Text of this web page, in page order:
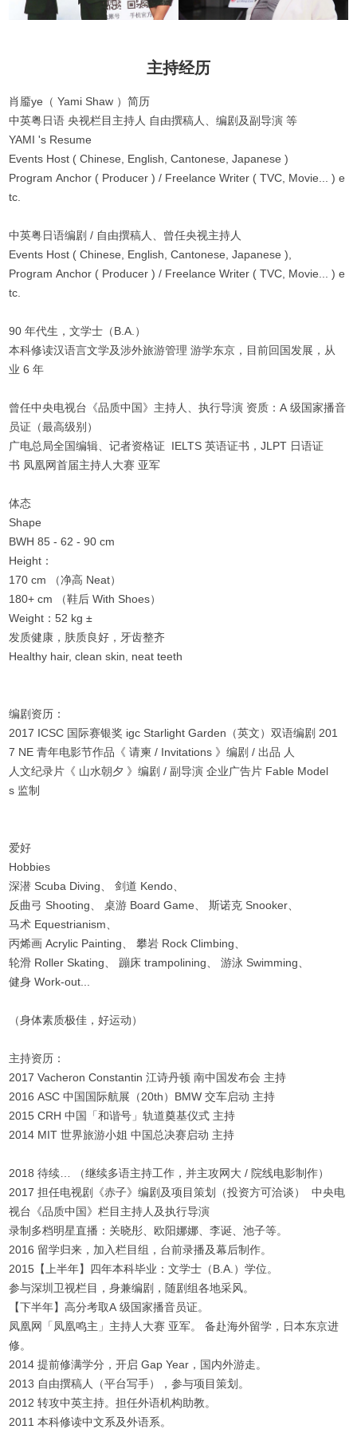
主持经历
肖靥ye（ Yami Shaw ）简历
中英粤日语 央视栏目主持人 自由撰稿人、编剧及副导演 等
YAMI 's Resume
Events Host ( Chinese, English, Cantonese, Japanese )
Program Anchor ( Producer ) / Freelance Writer ( TVC, Movie... ) e
tc.
中英粤日语编剧 / 自由撰稿人、曾任央视主持人
Events Host ( Chinese, English, Cantonese, Japanese ),
Program Anchor ( Producer ) / Freelance Writer ( TVC, Movie... ) e
tc.
90 年代生，文学士（B.A.）
本科修读汉语言文学及涉外旅游管理 游学东京，目前回国发展，从
业 6 年
曾任中央电视台《品质中国》主持人、执行导演 资质：A 级国家播音
员证（最高级别）
广电总局全国编辑、记者资格证 IELTS 英语证书，JLPT 日语证
书 凤凰网首届主持人大赛 亚军
体态
Shape
BWH 85 - 62 - 90 cm
Height：
170 cm （净高 Neat）
180+ cm （鞋后 With Shoes）
Weight：52 kg ±
发质健康，肤质良好，牙齿整齐
Healthy hair, clean skin, neat teeth
编剧资历：
2017 ICSC 国际赛银奖 igc Starlight Garden（英文）双语编剧 201
7 NE 青年电影节作品《 请柬 / Invitations 》编剧 / 出品 人
人文纪录片《 山水朝夕 》编剧 / 副导演 企业广告片 Fable Model
s 监制
爱好
Hobbies
深潜 Scuba Diving、 剑道 Kendo、
反曲弓 Shooting、 桌游 Board Game、 斯诺克 Snooker、
马术 Equestrianism、
丙烯画 Acrylic Painting、 攀岩 Rock Climbing、
轮滑 Roller Skating、 蹦床 trampolining、 游泳 Swimming、
健身 Work-out...
（身体素质极佳，好运动）
主持资历：
2017 Vacheron Constantin 江诗丹顿 南中国发布会 主持
2016 ASC 中国国际航展（20th）BMW 交车启动 主持
2015 CRH 中国「和谐号」轨道奠基仪式 主持
2014 MIT 世界旅游小姐 中国总决赛启动 主持
2018 待续… （继续多语主持工作，并主攻网大 / 院线电影制作）
2017 担任电视剧《赤子》编剧及项目策划（投资方可洽谈） 中央电
视台《品质中国》栏目主持人及执行导演
录制多档明星直播：关晓彤、欧阳娜娜、李诞、池子等。
2016 留学归来，加入栏目组，台前录播及幕后制作。
2015【上半年】四年本科毕业：文学士（B.A.）学位。
参与深圳卫视栏目，身兼编剧，随剧组各地采风。
【下半年】高分考取A 级国家播音员证。
凤凰网「凤凰鸣主」主持人大赛 亚军。 备赴海外留学，日本东京进
修。
2014 提前修满学分，开启 Gap Year，国内外游走。
2013 自由撰稿人（平台写手），参与项目策划。
2012 转攻中英主持。担任外语机构助教。
2011 本科修读中文系及外语系。